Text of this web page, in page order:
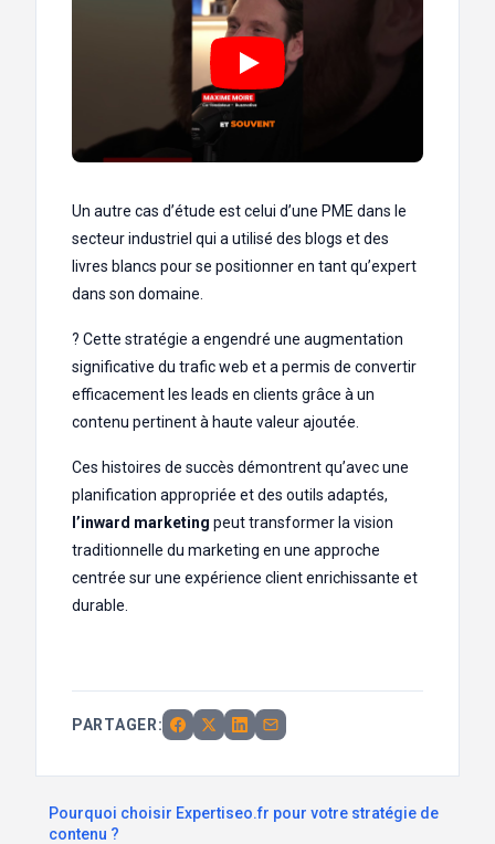
Un autre cas d’étude est celui d’une PME dans le
secteur industriel qui a utilisé des blogs et des
livres blancs pour se positionner en tant qu’expert
dans son domaine.
? Cette stratégie a engendré une augmentation
significative du trafic web et a permis de convertir
efficacement les leads en clients grâce à un
contenu pertinent à haute valeur ajoutée.
Ces histoires de succès démontrent qu’avec une
planification appropriée et des outils adaptés,
l’inward marketing peut transformer la vision
traditionnelle du marketing en une approche
centrée sur une expérience client enrichissante et
durable.
PARTAGER:
Pourquoi choisir Expertiseo.fr pour votre stratégie de
contenu ?